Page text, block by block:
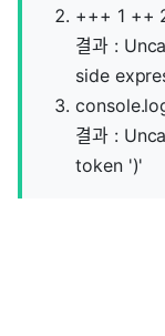
+++ 1 ++
결과 :
side
결과 :
token ')'